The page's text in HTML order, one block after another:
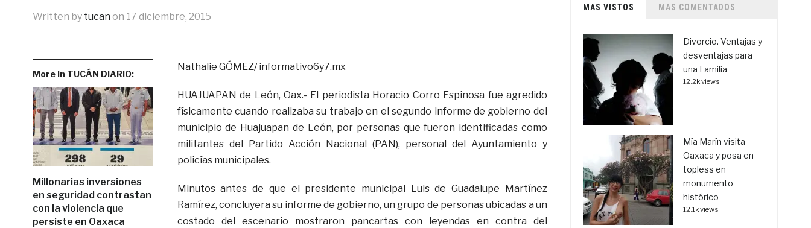
Written by tucan on 17 diciembre, 2015
More in TUCÁN DIARIO:
Millonarias inversiones
en seguridad contrastan
con la violencia que
persiste en Oaxaca
Nathalie GÓMEZ/ informativo6y7.mx
HUAJUAPAN de León, Oax.- El periodista Horacio Corro Espinosa fue agredido
físicamente cuando realizaba su trabajo en el segundo informe de gobierno del
municipio de Huajuapan de León, por personas que fueron identificadas como
militantes del Partido Acción Nacional (PAN), personal del Ayuntamiento y
policías municipales.
Minutos antes de que el presidente municipal Luis de Guadalupe Martínez
Ramírez, concluyera su informe de gobierno, un grupo de personas ubicadas a un
costado del escenario mostraron pancartas con leyendas en contra del
MAS VISTOS MAS COMENTADOS
Divorcio. Ventajas y
desventajas para
una Familia
12.2k views
Mía Marín visita
Oaxaca y posa en
topless en
monumento
histórico
12.1k views